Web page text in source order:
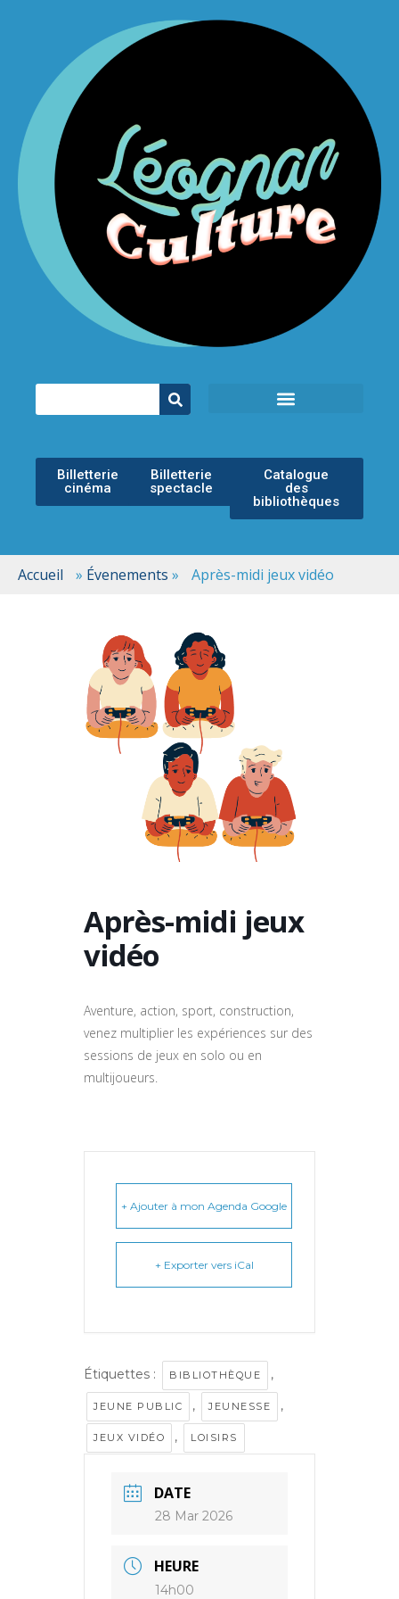
Billetterie
cinéma
Billetterie
spectacle
Catalogue
des
bibliothèques
Accueil » Évenements » Après-midi jeux vidéo
Après-midi jeux
vidéo
Aventure, action, sport, construction,
venez multiplier les expériences sur des
sessions de jeux en solo ou en
multijoueurs.
+ Ajouter à mon Agenda Google
+ Exporter vers iCal
Étiquettes : BIBLIOTHÈQUE ,
JEUNE PUBLIC , JEUNESSE ,
JEUX VIDÉO , LOISIRS
DATE
28 Mar 2026
HEURE
14h00